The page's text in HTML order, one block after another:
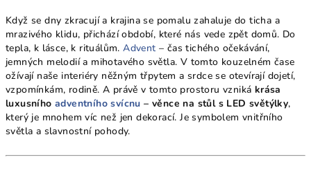
Když se dny zkracují a krajina se pomalu zahaluje do ticha a
mrazivého klidu, přichází období, které nás vede zpět domů. Do
tepla, k lásce, k rituálům.Advent – čas tichého očekávání,
jemných melodií a mihotavého světla. V tomto kouzelném čase
ožívají naše interiéry něžným třpytem a srdce se otevírají dojetí,
vzpomínkám, rodině. A právě v tomto prostoru vzniká krása
luxusníhoadventního svícnu – věnce na stůl s LED světýlky,
který je mnohem víc než jen dekorací. Je symbolem vnitřního
světla a slavnostní pohody.